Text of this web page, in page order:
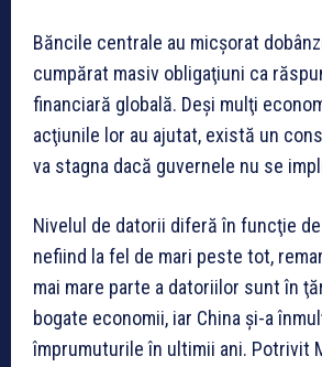
Băncile centrale au micşorat
cumpărat masiv obligaţiuni ca
financiară globală. Deşi mulţi
acţiunile lor au ajutat, există un
va stagna dacă guvernele nu se
Nivelul de datorii diferă în funcţie
nefiind la fel de mari peste tot,
mai mare parte a datoriilor sunt în
bogate economii, iar China şi-a
împrumuturile în ultimii ani. Potrivit